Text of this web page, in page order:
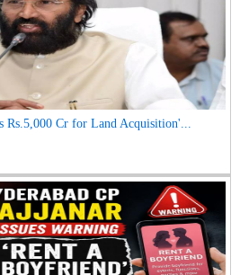
Rs.5,000 Cr for Land Acquisition'...